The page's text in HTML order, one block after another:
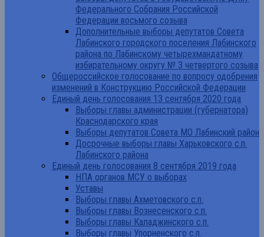
Федерального Собрания Российской
Федерации восьмого созыва
Дополнительные выборы депутатов Совета
Лабинского городского поселения Лабинского
района по Лабинскому четырехмандатному
избирательному округу № 3 четвертого созыва
Общероссийское голосование по вопросу одобрения
изменений в Конструкцию Российской Федерации
Единый день голосования 13 сентября 2020 года
Выборы главы администрации (губернатора)
Краснодарского края
Выборы депутатов Совета МО Лабинский район
Досрочные выборы главы Харьковского с.п.
Лабинского района
Единый день голосования 8 сентября 2019 года
НПА органов МСУ о выборах
Уставы
Выборы главы Ахметовского с.п.
Выборы главы Вознесенского с.п.
Выборы главы Каладжинского с.п.
Выборы главы Упорненского с.п.